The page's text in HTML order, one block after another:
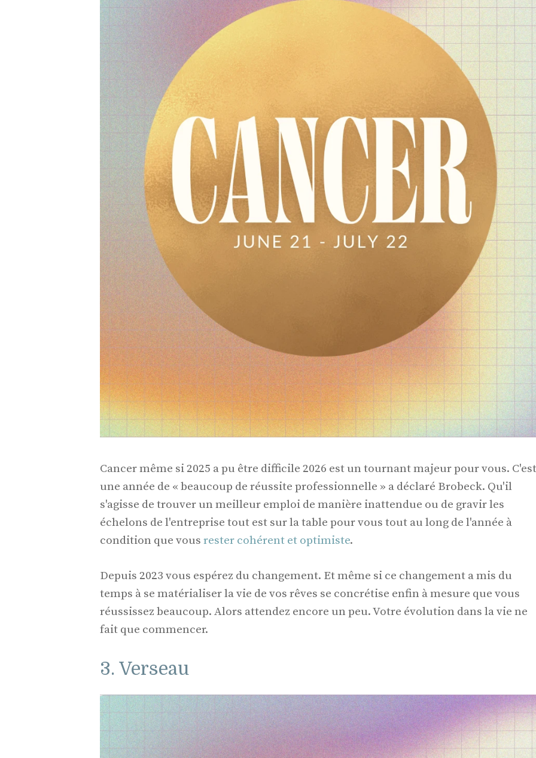
Cancer même si 2025 a pu être difficile 2026 est un tournant majeur pour vous. C'est
une année de « beaucoup de réussite professionnelle » a déclaré Brobeck. Qu'il
s'agisse de trouver un meilleur emploi de manière inattendue ou de gravir les
échelons de l'entreprise tout est sur la table pour vous tout au long de l'année à
condition que vous rester cohérent et optimiste.
Depuis 2023 vous espérez du changement. Et même si ce changement a mis du
temps à se matérialiser la vie de vos rêves se concrétise enfin à mesure que vous
réussissez beaucoup. Alors attendez encore un peu. Votre évolution dans la vie ne
fait que commencer.
3. Verseau